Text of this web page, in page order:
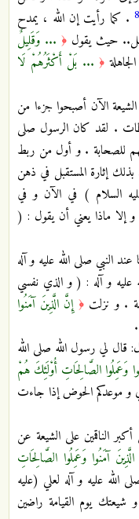
8. كما رأيت إن الله ، يمدح
حيث يقول﴿ ... وَقَلِيلٌ
﴿ ... بَلْ أَكْثَرُهُمْ لَا
الآن أصبحوا جزءا من
. لقد كان الرسول صلى
للصحابة . و أول من ربط
إثارة المستقبل في ذهن
السلام ) في الآن و في
و إلا ماذا يعني أن يقول : (
النبي صلى الله عليه و آله
عليه و آله : ( و الذي نفسي
. و نزلت﴿ إِنَّ الَّذِينَ آمَنُوا
.
لي رسول الله صلى الله
وَعَمِلُوا الصَّالِحَاتِ أُوْلَئِكَ هُمْ
موعدكم الحوض إذا جاءت
الناقمين على الشيعة عن
آمَنُوا وَعَمِلُوا الصَّالِحَاتِ
الله عليه و آله لعلي (عليه
يوم القيامة راضين